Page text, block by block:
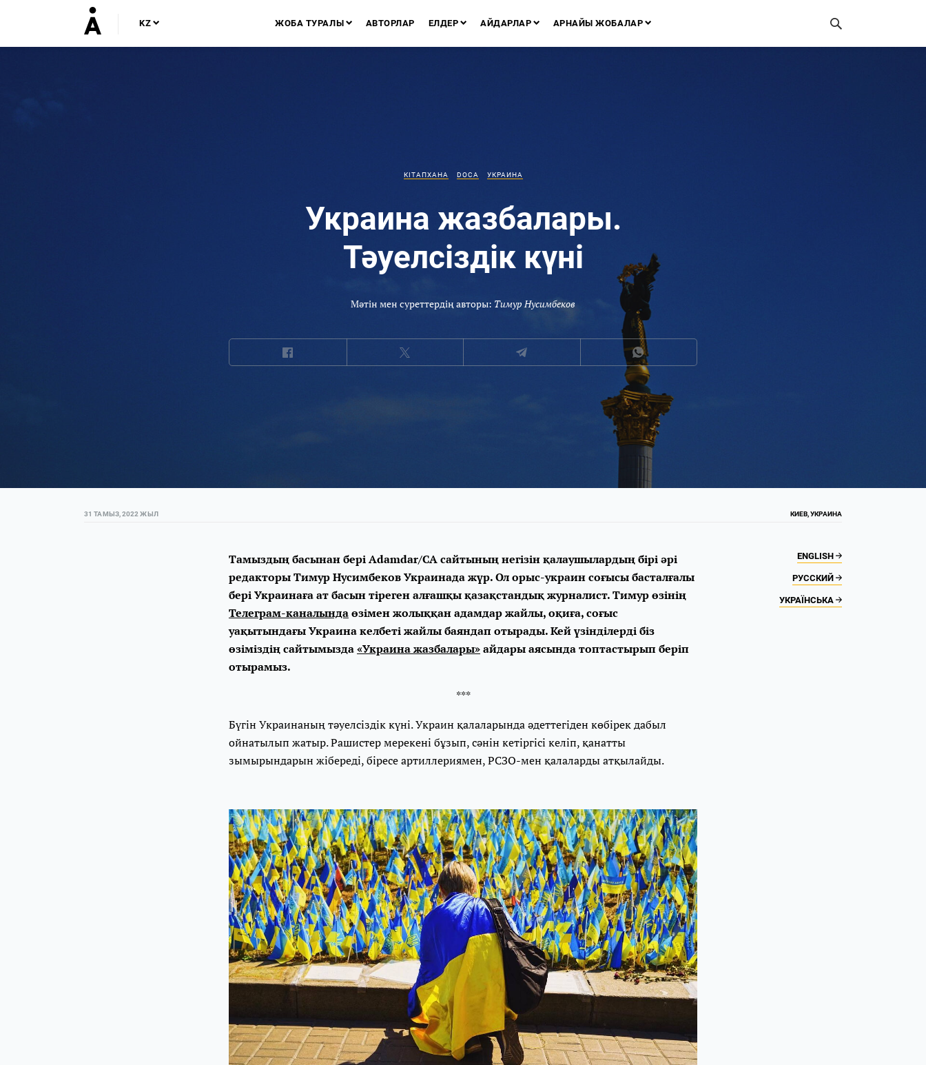
KZ ЖОБА ТУРАЛЫ АВТОРЛАР ЕЛДЕР АЙДАРЛАР АРНАЙЫ ЖОБАЛАР
КІТАПХАНА DOCA УКРАИНА
Украина жазбалары.
Тәуелсіздік күні
Мәтін мен суреттердің авторы: Тимур Нусимбеков
31 ТАМЫЗ, 2022 ЖЫЛ КИЕВ, УКРАИНА
ENGLISH
РУССКИЙ
УКРАЇНСЬКА
Тамыздың басынан бері Adamdar/CA сайтының негізін қалаушылардың бірі әрі
редакторы Тимур Нусимбеков Украинада жүр. Ол орыс-украин соғысы басталғалы
бері Украинаға ат басын тіреген алғашқы қазақстандық журналист. Тимур өзінің
Телеграм-каналындаөзімен жолыққан адамдар жайлы, оқиға, соғыс
уақытындағы Украина келбеті жайлы баяндап отырады. Кей үзінділерді біз
өзіміздің сайтымызда«Украина жазбалары»айдары аясында топтастырып беріп
отырамыз.
***
Бүгін Украинаның тәуелсіздік күні. Украин қалаларында әдеттегіден көбірек дабыл
ойнатылып жатыр. Рашистер мерекені бұзып, сәнін кетіргісі келіп, қанатты
зымырындарын жібереді, біресе артиллериямен, РСЗО-мен қалаларды атқылайды.